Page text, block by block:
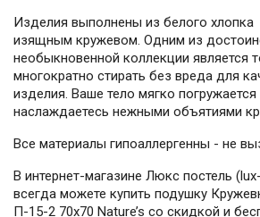
Изделия выполнены из белого
изящным кружевом. Одним из
необыкновенной коллекции является
многократно стирать без вреда для
изделия. Ваше тело мягко
наслаждаетесь нежными объятиями
Все материалы гипоаллергенны - не
В интернет-магазине Люкс постель
всегда можете купить подушку
П-15-2 70x70 Nature’s со скидкой и